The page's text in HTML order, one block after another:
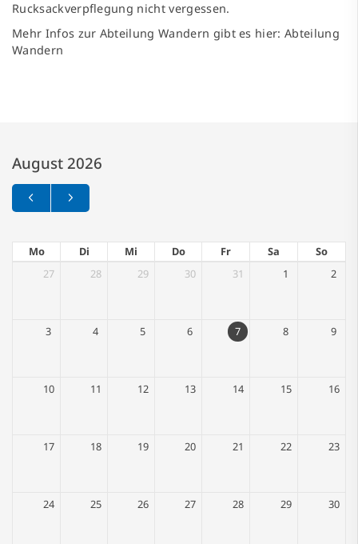
Rucksackverpflegung nicht vergessen.
Mehr Infos zur Abteilung Wandern gibt es hier:Abteilung
Wandern
August 2026
Mo Di Mi Do Fr Sa
So
27
28 29 30 31 1 2
3 4 5 6 7 8 9
10 11 12 13 14 15 16
17 18 19 20 21 22 23
24 25 26 27 28 29 30